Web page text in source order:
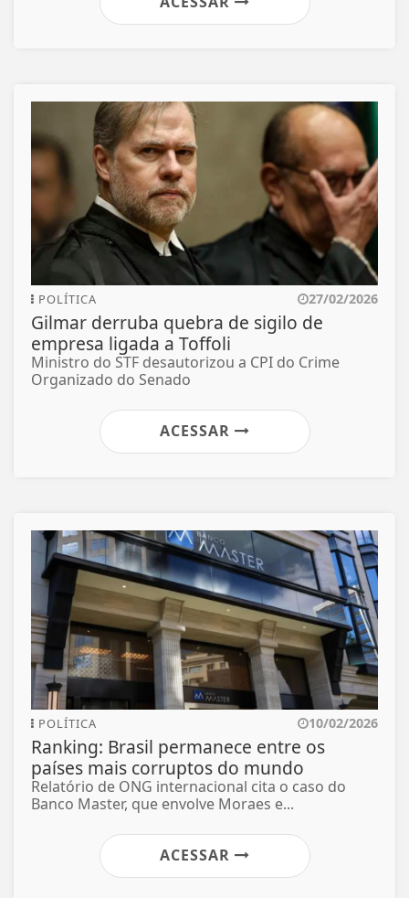
POLÍTICA 27/02/2026
Gilmar derruba quebra de sigilo de
empresa ligada a Toffoli
Ministro do STF desautorizou a CPI do Crime
Organizado do Senado
ACESSAR
POLÍTICA 10/02/2026
Ranking: Brasil permanece entre os
países mais corruptos do mundo
Relatório de ONG internacional cita o caso do
Banco Master, que envolve Moraes e...
ACESSAR